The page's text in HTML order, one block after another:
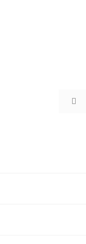
